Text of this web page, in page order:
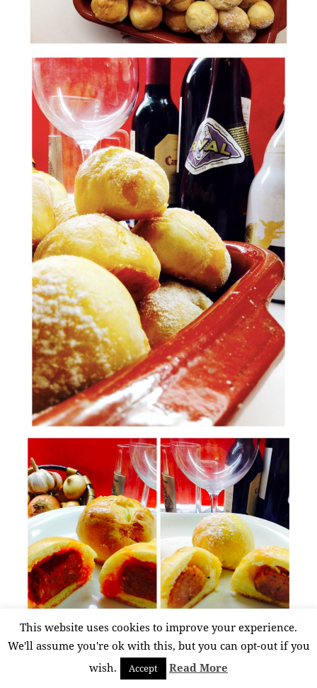
This website uses cookies to improve your experience.
We'll assume you're ok with this, but you can opt-out if you
wish.
Accept Read More